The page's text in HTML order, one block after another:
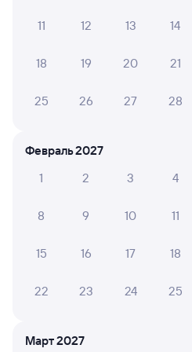
02 августа 2026 • Поезд
даже душ! Все понравилось
Ольга Ш.
02 августа 2026 • Поезд
10 ТАТЬЯНА С.
Поездка прошла
11 12 13 14
18 19 20 21
25 26 27 28
Февраль 2027
1
2 3 4
8 9 10 11
15 16 17 18
22 23 24 25
Март 2027